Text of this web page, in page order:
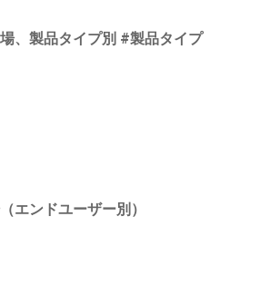
、製品タイプ別 #製品タイプ
エンドユーザー別）